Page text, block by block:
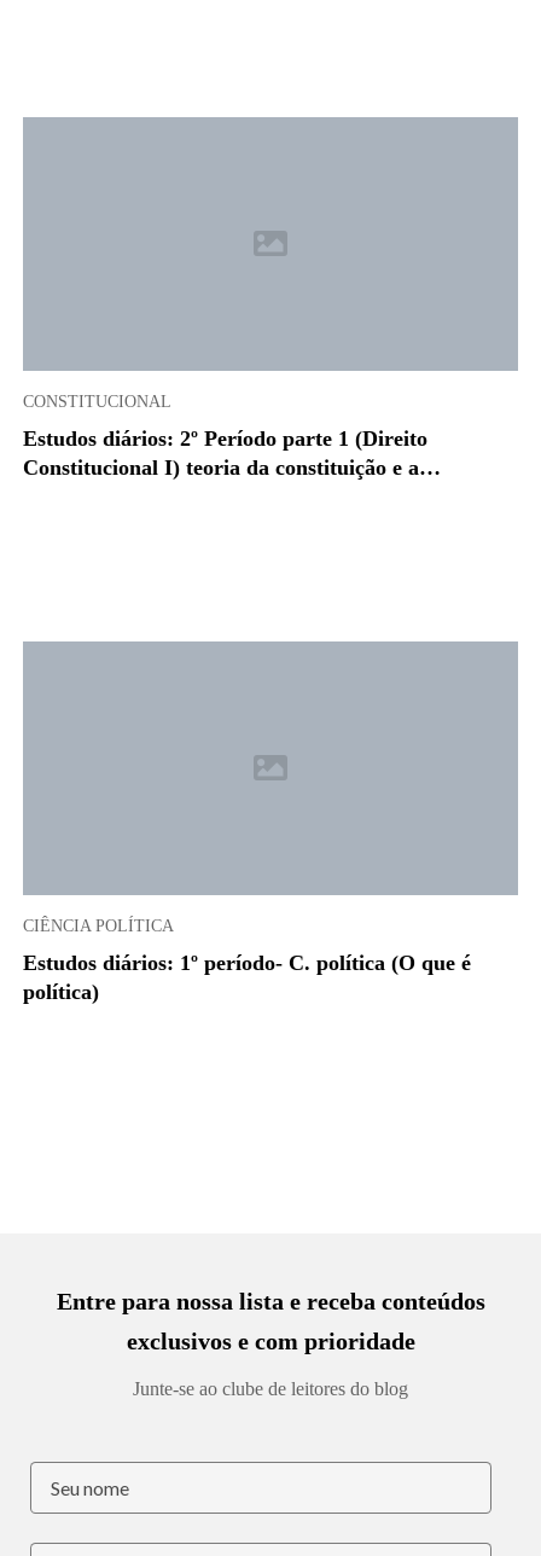
CONSTITUCIONAL
Estudos diários: 2º Período parte 1 (Direito
Constitucional I) teoria da constituição e a…
CIÊNCIA POLÍTICA
Estudos diários: 1º período- C. política (O que é
política)
Entre para nossa lista e receba conteúdos
exclusivos e com prioridade
Junte-se ao clube de leitores do blog